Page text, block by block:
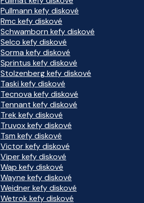
Pullmann kefy diskové
Rmc kefy diskové
Schwamborn kefy diskové
Selco kefy diskové
Sorma kefy diskové
Sprintus kefy diskové
Stolzenberg kefy diskové
Taski kefy diskové
Tecnova kefy diskové
Tennant kefy diskové
Trek kefy diskové
Truvox kefy diskové
Tsm kefy diskové
Victor kefy diskové
Viper kefy diskové
Wap kefy diskové
Wayne kefy diskové
Weidner kefy diskové
Wetrok kefy diskové